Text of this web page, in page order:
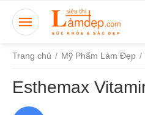
Trang chủ / Mỹ Phẩm Làm Đẹp /
Esthemax
-20%